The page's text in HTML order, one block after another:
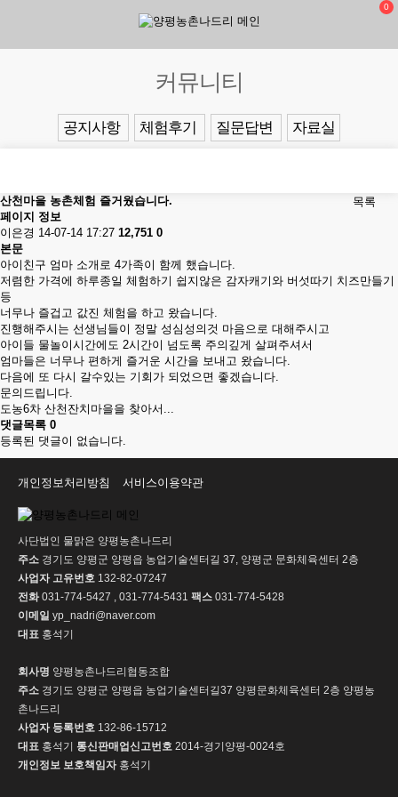
0
커뮤니티
공지사항 체험후기 질문답변 자료실
목록
산천마을 농촌체험 즐거웠습니다.
페이지 정보
이은경 14-07-14 17:27 12,751 0
본문
아이친구 엄마 소개로 4가족이 함께 했습니다.
저렴한 가격에 하루종일 체험하기 쉽지않은 감자캐기와 버섯따기 치즈만들기
등
너무나 즐겁고 값진 체험을 하고 왔습니다.
진행해주시는 선생님들이 정말 성심성의것 마음으로 대해주시고
아이들 물놀이시간에도 2시간이 넘도록 주의깊게 살펴주셔서
엄마들은 너무나 편하게 즐거운 시간을 보내고 왔습니다.
다음에 또 다시 갈수있는 기회가 되었으면 좋겠습니다.
문의드립니다.
도농6차 산천잔치마을을 찾아서...
댓글목록 0
등록된 댓글이 없습니다.
개인정보처리방침 서비스이용약관
사단법인 물맑은 양평농촌나드리
주소 경기도 양평군 양평읍 농업기술센터길 37, 양평군 문화체육센터 2층
사업자 고유번호 132-82-07247
전화031-774-5427 , 031-774-5431 팩스 031-774-5428
이메일 yp_nadri@naver.com
대표 홍석기
회사명 양평농촌나드리협동조합
주소 경기도 양평군 양평읍 농업기술센터길37 양평문화체육센터 2층 양평농
촌나드리
사업자 등록번호 132-86-15712
대표 홍석기 통신판매업신고번호 2014-경기양평-0024호
개인정보 보호책임자홍석기